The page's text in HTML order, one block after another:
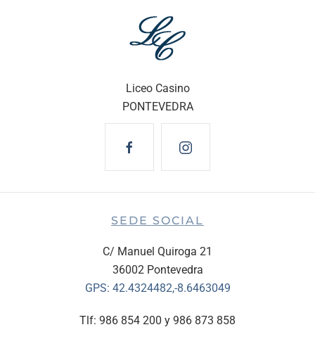
Liceo Casino
PONTEVEDRA
SEDE SOCIAL
C/ Manuel Quiroga 21
36002 Pontevedra
GPS: 42.4324482,-8.6463049
Tlf: 986 854 200 y 986 873 858